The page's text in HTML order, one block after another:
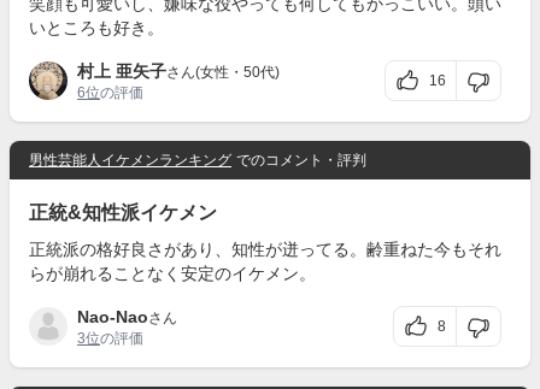
いところも好き。
村上 亜矢子さん(女性・50代)
6位の評価
16
男性芸能人イケメンランキング でのコメント・評判
正統&知性派イケメン
正統派の格好良さがあり、知性が迸ってる。齢重ねた今もそれ
らが崩れることなく安定のイケメン。
Nao-Naoさん
3位の評価
8